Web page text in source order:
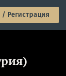
/ Регистрация